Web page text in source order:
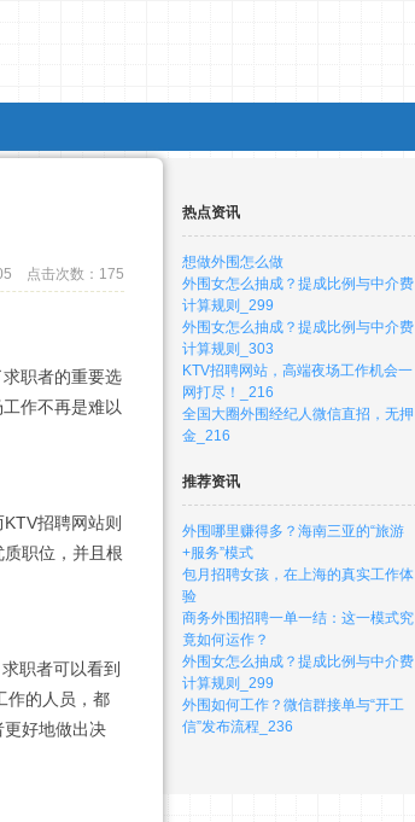
点击次数：175
职者的重要选
作不再是难以
招聘网站则
职位，并且根
职者可以看到
作的人员，都
好地做出决
热点资讯
想做外围怎么做
外围女怎么抽成？提成比例与中介费
计算规则_299
外围女怎么抽成？提成比例与中介费
计算规则_303
KTV招聘网站，高端夜场工作机会一
网打尽！_216
全国大圈外围经纪人微信直招，无押
金_216
推荐资讯
外围哪里赚得多？海南三亚的“旅游
+服务”模式
包月招聘女孩，在上海的真实工作体
验
商务外围招聘一单一结：这一模式究
竟如何运作？
外围女怎么抽成？提成比例与中介费
计算规则_299
外围如何工作？微信群接单与“开工
信”发布流程_236